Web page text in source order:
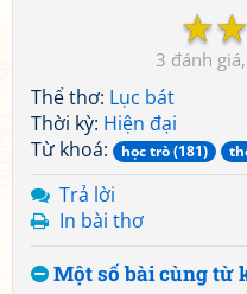
☆
☆
3
Thể thơ: Lục bát
Thời kỳ: Hiện đại
Từ khoá:
học trò (181)
Trả lời
In bài thơ
Một số bài cùng từ